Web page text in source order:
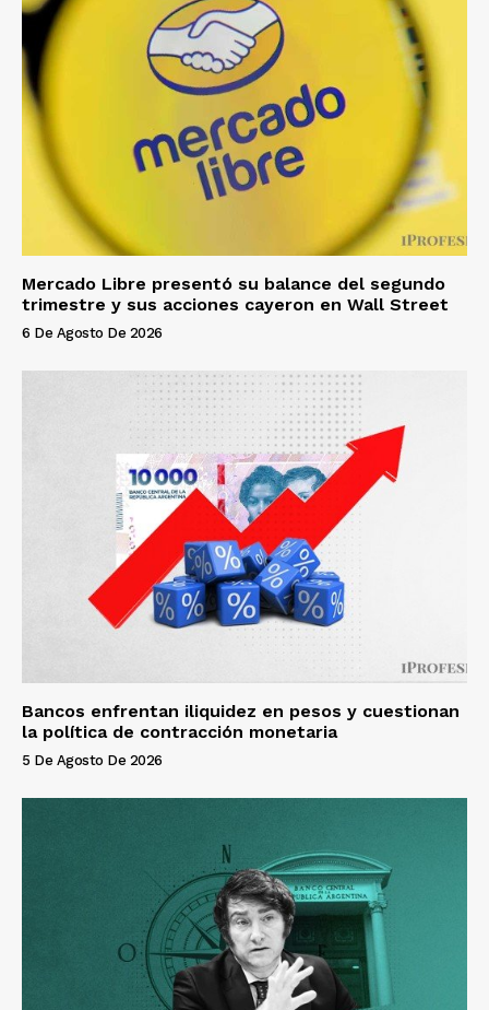
Mercado Libre presentó su balance del segundo
trimestre y sus acciones cayeron en Wall Street
6 De Agosto De 2026
Bancos enfrentan iliquidez en pesos y cuestionan
la política de contracción monetaria
5 De Agosto De 2026